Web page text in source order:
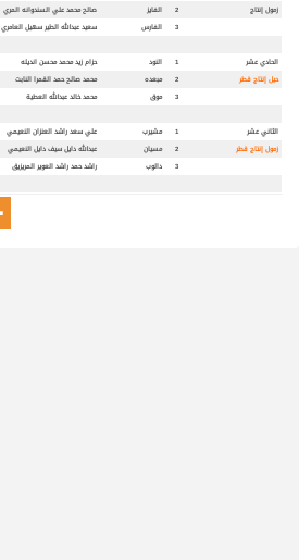
زمول إنتاج
2 الفايز صالح محمد علي السندوانه المري
3
الفارس سعيد عبدالله الطير سهيل العامري
الحادي عشر 1 النود حزام زيد محمد محسن انديله
حيل إنتاج قطر
2 مبعده محمد صالح حمد القمرا النابت
3
موق محمد خالد عبدالله العطية
الثاني عشر 1 مشيرب علي سعد راشد العنزان النعيمي
زمول إنتاج قطر
2 مسيان عبدالله دايل سيف دايل النعيمي
3
دالوب راشد حمد راشد العوير المريزيق